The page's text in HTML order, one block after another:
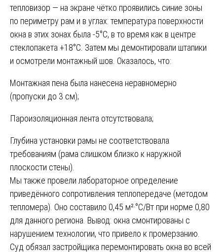
тепловизор — на экране чётко проявились синие зоны
по периметру рам и в углах: температура поверхности
окна в этих зонах была -5°C, в то время как в центре
стеклопакета +18°C. Затем мы демонтировали штапики
и осмотрели монтажный шов. Оказалось, что:
Монтажная пена была нанесена неравномерно
(пропуски до 3 см);
Пароизоляционная лента отсутствовала;
Глубина установки рамы не соответствовала
требованиям (рама слишком близко к наружной
плоскости стены).
Мы также провели лабораторное определение
приведённого сопротивления теплопередаче (методом
тепломера). Оно составило 0,45 м²·°С/Вт при норме 0,80
для данного региона. Вывод: окна смонтированы с
нарушением технологии, что привело к промерзанию.
Суд обязал застройщика перемонтировать окна во всей